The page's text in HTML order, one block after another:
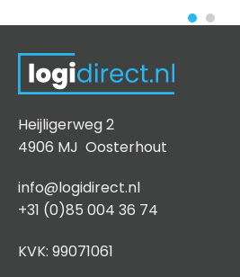
Heijligerweg 2
4906 MJ Oosterhout
info@logidirect.nl
+31 (0)85 004 36 74
KVK: 99071061